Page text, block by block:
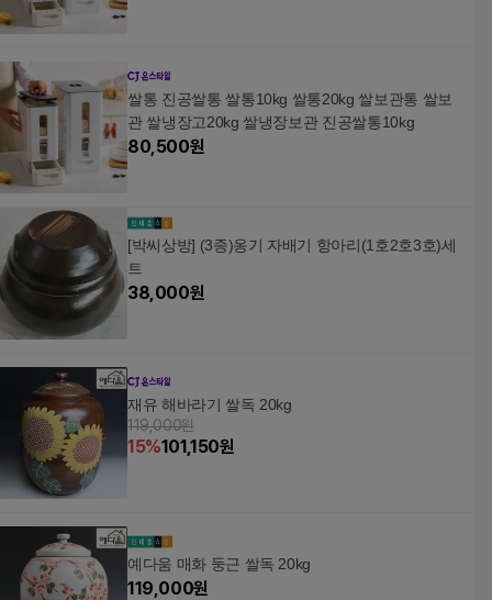
쌀통 진공쌀통 쌀통10kg 쌀통20kg 쌀보관통 쌀보
관 쌀냉장고20kg 쌀냉장보관 진공쌀통10kg
80,500원
[박씨상방] (3종)옹기 자배기 항아리(1호2호3호)세
트
38,000원
재유 해바라기 쌀독 20kg
119,000원
15%101,150원
예다움 매화 둥근 쌀독 20kg
119,000원